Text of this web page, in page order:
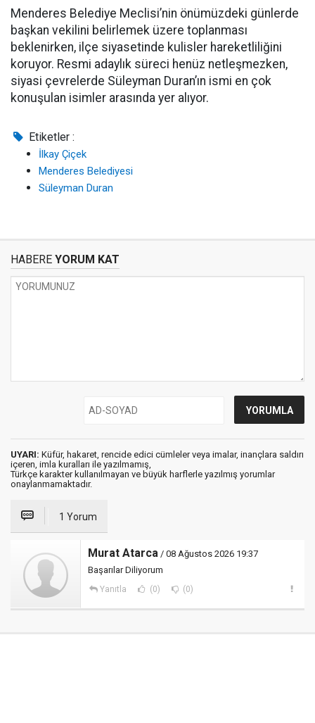
Menderes Belediye Meclisi’nin önümüzdeki günlerde
başkan vekilini belirlemek üzere toplanması
beklenirken, ilçe siyasetinde kulisler hareketliliğini
koruyor. Resmi adaylık süreci henüz netleşmezken,
siyasi çevrelerde Süleyman Duran’ın ismi en çok
konuşulan isimler arasında yer alıyor.
Etiketler :
İlkay Çiçek
Menderes Belediyesi
Süleyman Duran
HABERE YORUM KAT
UYARI: Küfür, hakaret, rencide edici cümleler veya imalar, inançlara saldırı
içeren, imla kuralları ile yazılmamış,
Türkçe karakter kullanılmayan ve büyük harflerle yazılmış yorumlar
onaylanmamaktadır.
1 Yorum
Murat Atarca / 08 Ağustos 2026 19:37
Başarılar Diliyorum
Yanıtla (0) (0)